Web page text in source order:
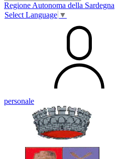
Regione Autonoma della Sardegna
Select Language ▼
personale